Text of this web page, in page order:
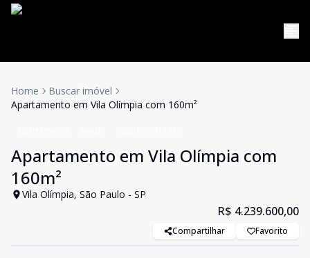
Home
Buscar imóvel
Apartamento em Vila Olímpia com 160m²
Apartamento em Vila Olímpia com
160m²
Vila Olímpia, São Paulo - SP
R$ 4.239.600,00
Compartilhar Favorito